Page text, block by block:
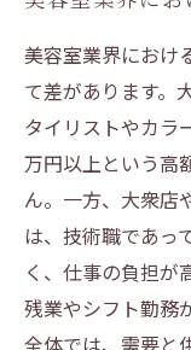
美容室業界におけ
て差があります。
タイリストやカラ
万円以上という高
ん。一方、大衆店
は、技術職であっ
く、仕事の負担が
残業やシフト勤務
全体では、需要と